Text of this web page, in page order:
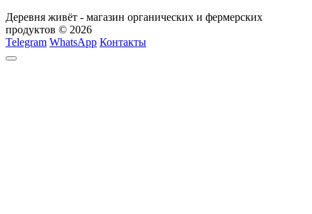
Деревня живёт - магазин органических и фермерских
продуктов © 2026
Telegram WhatsApp Контакты